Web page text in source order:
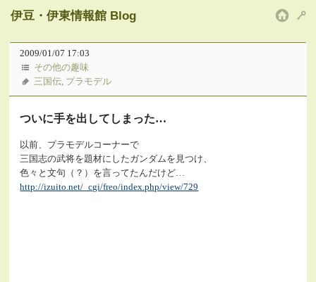
伊豆・伊東情報館 Blog
2009/01/07 17:03
その他の趣味
三国伝, プラモデル
ついに手を出してしまった…
以前、プラモデルコーナーで
三国志の武将を題材にしたガンダムを見つけ、
色々と文句（？）を言ってたんだけど…
http://izuito.net/_cgi/freo/index.php/view/729